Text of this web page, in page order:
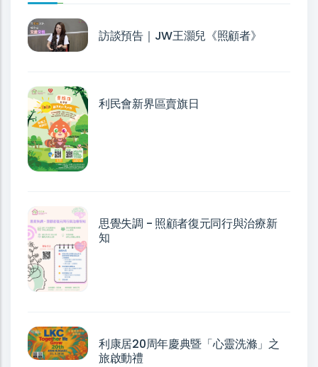
訪談預告｜JW王灝兒《照顧者》
利民會新界區賣旗日
思覺失調 - 照顧者復元同行與治療新
知
利康居20周年慶典暨「心靈洗滌」之
旅啟動禮